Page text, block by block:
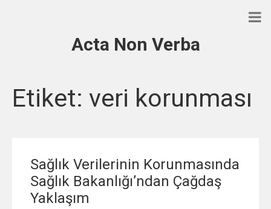
Acta Non Verba
Etiket: veri korunması
Sağlık Verilerinin Korunmasında
Sağlık Bakanlığı’ndan Çağdaş
Yaklaşım